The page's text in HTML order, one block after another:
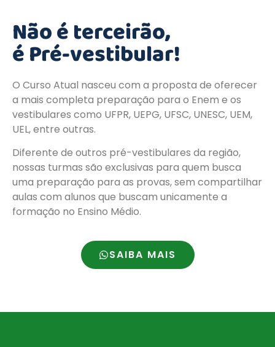
Não é terceirão,
é Pré-vestibular!
O Curso Atual nasceu com a proposta de oferecer
a mais completa preparação para o Enem e os
vestibulares como UFPR, UEPG, UFSC, UNESC, UEM,
UEL, entre outras.
Diferente de outros pré-vestibulares da região,
nossas turmas são exclusivas para quem busca
uma preparação para as provas, sem compartilhar
aulas com alunos que buscam unicamente a
formação no Ensino Médio.
SAIBA MAIS